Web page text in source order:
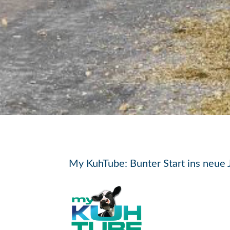
My KuhTube: Bunter Start ins neue